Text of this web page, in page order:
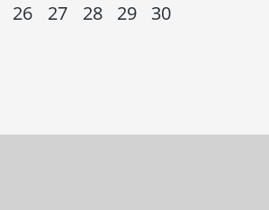
26 27 28 29
30